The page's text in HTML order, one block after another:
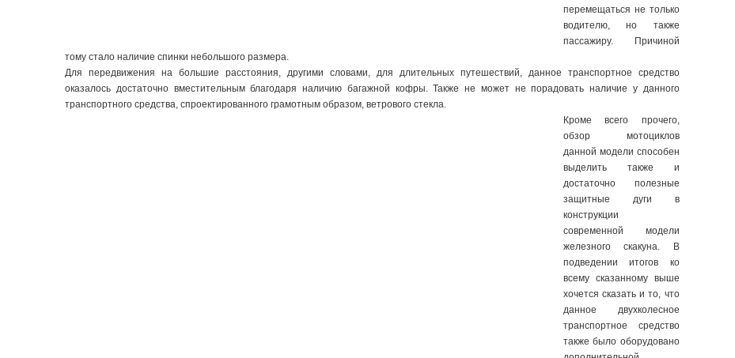
перемещаться не только
водителю, но также
пассажиру. Причиной
тому стало наличие спинки небольшого размера.
Для передвижения на большие расстояния, другими словами, для длительных путешествий, данное транспортное средство
оказалось достаточно вместительным благодаря наличию багажной кофры. Также не может не порадовать наличие у данного
транспортного средства, спроектированного грамотным образом, ветрового стекла.
Кроме всего прочего,
обзор мотоциклов
данной модели способен
выделить также и
достаточно полезные
защитные дуги в
конструкции
современной модели
железного скакуна. В
подведении итогов ко
всему сказанному выше
хочется сказать и то, что
данное двухколесное
транспортное средство
также было оборудовано